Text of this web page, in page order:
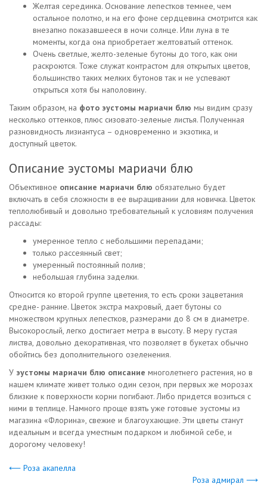
Желтая серединка. Основание лепестков темнее, чем
остальное полотно, и на его фоне сердцевина смотрится как
внезапно показавшееся в ночи солнце. Или луна в те
моменты, когда она приобретает желтоватый оттенок.
Очень светлые, желто-зеленые бутоны до того, как они
раскроются. Тоже служат контрастом для открытых цветов,
большинство таких мелких бутонов так и не успевают
открыться хотя бы наполовину.
Таким образом, на фото эустомы мариачи блю мы видим сразу
несколько оттенков, плюс сизовато-зеленые листья. Полученная
разновидность лизиантуса – одновременно и экзотика, и
доступный цветок.
Описание эустомы мариачи блю
Объективное описание мариачи блю обязательно будет
включать в себя сложности в ее выращивании для новичка. Цветок
теплолюбивый и довольно требовательный к условиям получения
рассады:
умеренное тепло с небольшими перепадами;
только рассеянный свет;
умеренный постоянный полив;
небольшая глубина заделки.
Относится ко второй группе цветения, то есть сроки зацветания
средне- ранние. Цветок экстра махровый, дает бутоны со
множеством крупных лепестков, размерами до 8 см в диаметре.
Высокорослый, легко достигает метра в высоту. В меру густая
листва, довольно декоративная, что позволяет в букетах обычно
обойтись без дополнительного озеленения.
У эустомы мариачи блю описание многолетнего растения, но в
нашем климате живет только один сезон, при первых же морозах
близкие к поверхности корни погибают. Либо придется возиться с
ними в теплице. Намного проще взять уже готовые эустомы из
магазина «Флорина», свежие и благоухающие. Эти цветы станут
идеальным и всегда уместным подарком и любимой себе, и
дорогому человеку!
⟵ Роза акапелла
Роза адмирал ⟶